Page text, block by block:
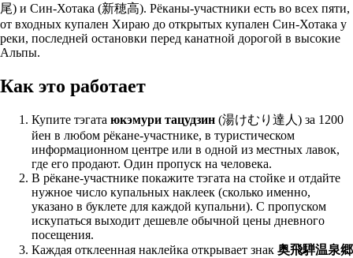
尾) и Син-Хотака (新穂高). Рёканы-участники есть во всех пяти,
от входных купален Хираю до открытых купален Син-Хотака у
реки, последней остановки перед канатной дорогой в высокие
Альпы.
Как это работает
Купите тэгата юкэмури тацудзин (湯けむり達人) за 1200
йен в любом рёкане-участнике, в туристическом
информационном центре или в одной из местных лавок,
где его продают. Один пропуск на человека.
В рёкане-участнике покажите тэгата на стойке и отдайте
нужное число купальных наклеек (сколько именно,
указано в буклете для каждой купальни). С пропуском
искупаться выходит дешевле обычной цены дневного
посещения.
Каждая отклеенная наклейка открывает знак 奥飛騨温泉郷